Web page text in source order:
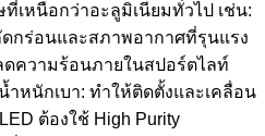
เหนือกว่าอะลูมิเนียมทั่วไป เช่น:
กร่อนและสภาพอากาศที่รุนแรง
ความร้อนภายในสปอร์ตไลท์
ำหนักเบา: ทำให้ติดตั้งและเคลื่อน
ต้องใช้ High Purity